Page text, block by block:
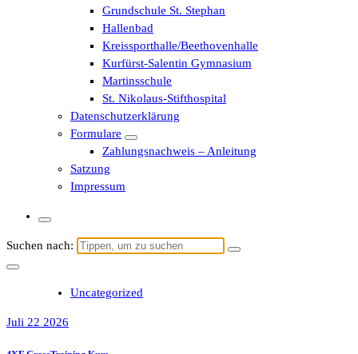
Grundschule St. Stephan
Hallenbad
Kreissporthalle/Beethovenhalle
Kurfürst-Salentin Gymnasium
Martinsschule
St. Nikolaus-Stifthospital
Datenschutzerklärung
Formulare
Zahlungsnachweis – Anleitung
Satzung
Impressum
Suchen nach:
Uncategorized
Juli 22 2026